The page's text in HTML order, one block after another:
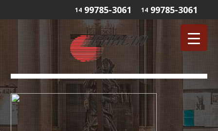
14 99785-3061
14 99785-3061